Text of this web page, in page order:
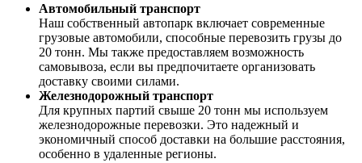
Автомобильный транспорт
Наш собственный автопарк включает современные
грузовые автомобили, способные перевозить грузы до
20 тонн. Мы также предоставляем возможность
самовывоза, если вы предпочитаете организовать
доставку своими силами.
Железнодорожный транспорт
Для крупных партий свыше 20 тонн мы используем
железнодорожные перевозки. Это надежный и
экономичный способ доставки на большие расстояния,
особенно в удаленные регионы.